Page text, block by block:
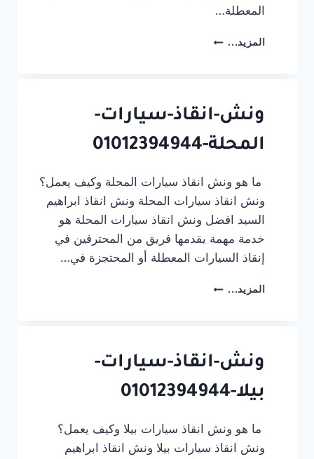
المعطلة…
المزيد... انقاذ
ونش-انقاذ-سيارات-
المحلة-01012394944
ما هو ونش انقاذ سيارات المحلة وكيف يعمل؟
ونش انقاذ سيارات المحلة ونش انقاذ ابراهيم
السيد افضل ونش انقاذ سيارات المحلة هو
خدمة مهمة يقدمها فريق من المحترفين في
إنقاذ السيارات المعطلة أو المحتجزة في…
المزيد... ونش-
ونش-انقاذ-سيارات-
بيلا-01012394944
ما هو ونش انقاذ سيارات بيلا وكيف يعمل؟
ونش انقاذ سيارات بيلا ونش انقاذ ابراهيم